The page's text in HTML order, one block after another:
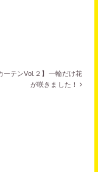
ーテンVol.２】一輪だけ花
が咲きました！